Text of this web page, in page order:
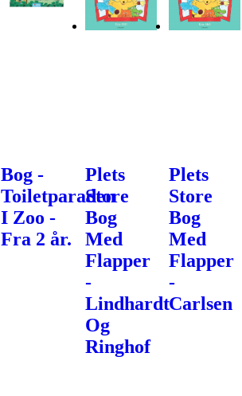
Bog -
Toiletparaden
I Zoo -
Fra 2 år.
Plets
Store
Bog
Med
Flapper
-
Lindhardt
Og
Ringhof
Plets
Store
Bog
Med
Flapper
-
Carlsen